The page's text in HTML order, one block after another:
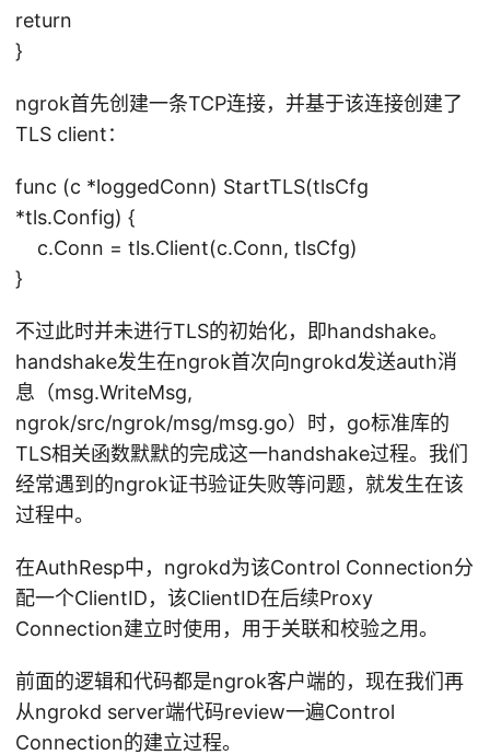
return
}
ngrok首先创建一条TCP连接，并基于该连接创建了
TLS client：
func (c *loggedConn) StartTLS(tlsCfg
*tls.Config) {
c.Conn = tls.Client(c.Conn, tlsCfg)
}
不过此时并未进行TLS的初始化，即handshake。
handshake发生在ngrok首次向ngrokd发送auth消
息（msg.WriteMsg,
ngrok/src/ngrok/msg/msg.go）时，go标准库的
TLS相关函数默默的完成这一handshake过程。我们
经常遇到的ngrok证书验证失败等问题，就发生在该
过程中。
在AuthResp中，ngrokd为该Control Connection分
配一个ClientID，该ClientID在后续Proxy
Connection建立时使用，用于关联和校验之用。
前面的逻辑和代码都是ngrok客户端的，现在我们再
从ngrokd server端代码review一遍Control
Connection的建立过程。